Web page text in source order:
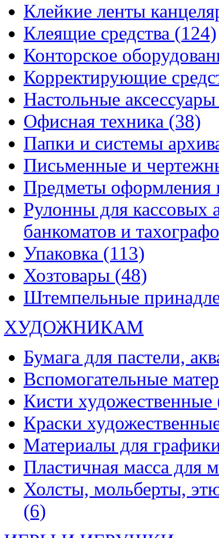
Клейкие ленты
Клеящие средства (124)
Конторское
Корректирующие
Настольные
Офисная техника (38)
Папки и системы
Письменные и
Предметы оформления
Рулонны для кассовых
банкоматов и
Упаковка (113)
Хозтовары (48)
Штемпельные
ХУДОЖНИКАМ
Бумага для пастели,
Вспомогательные
Кисти художественные
Краски
Материалы для
Пластичная масса для
Холсты, мольберты,
(6)